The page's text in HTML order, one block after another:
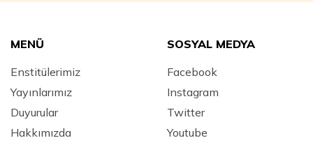
MENÜ
Enstitülerimiz
Yayınlarımız
Duyurular
Hakkımızda
SOSYAL MEDYA
Facebook
Instagram
Twitter
Youtube